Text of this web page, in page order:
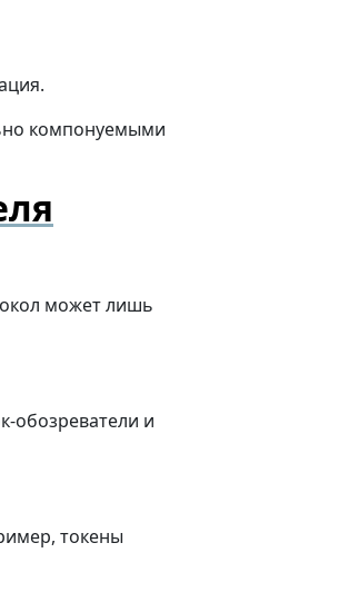
компонуемыми
может лишь
обозреватели и
токены